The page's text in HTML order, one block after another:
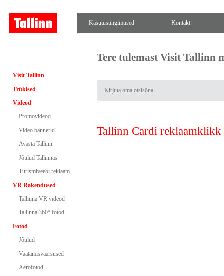
Kasutustingimused Kontakt
Visit Tallinn
Trükised
Videod
Promovideod
Video bännerid
Avasta Tallinn
Jõulud Tallinnas
Turismiveebi reklaam
VR Rakendused
Tallinna VR videod
Tallinna 360° fotod
Fotod
Jõulud
Vaatamisväärsused
Aerofotod
Tere tulemast Visit Tallinn
Tallinn Cardi